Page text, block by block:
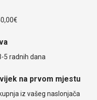
5 radnih dana
na prvom mjestu
iz vašeg naslonjača